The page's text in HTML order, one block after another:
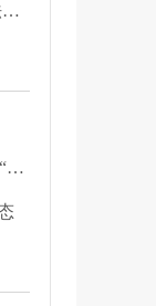
进中心·解纠纷丨多方联动化纠纷 依法调解护农耕
党铸检魂聚合力 “依心依益”护公益 以“四融”路径引领多元共治